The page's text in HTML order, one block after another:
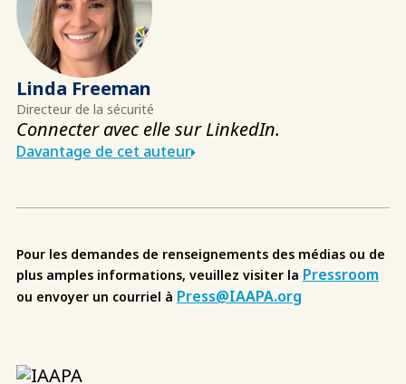
Linda Freeman
Directeur de la sécurité
Connecter avec elle sur LinkedIn.
Davantage de cet auteur
Pour les demandes de renseignements des médias ou de
plus amples informations, veuillez visiter la Pressroom
ou envoyer un courriel à Press@IAAPA.org